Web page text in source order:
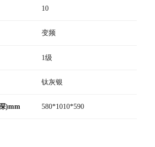
10
变频
1级
钛灰银
)mm 580*1010*590